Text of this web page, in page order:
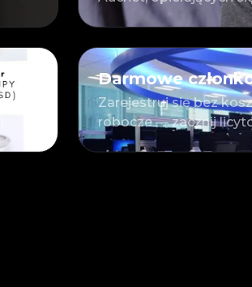
Darmowe
Zarejestruj się bez
robocze — zacznij